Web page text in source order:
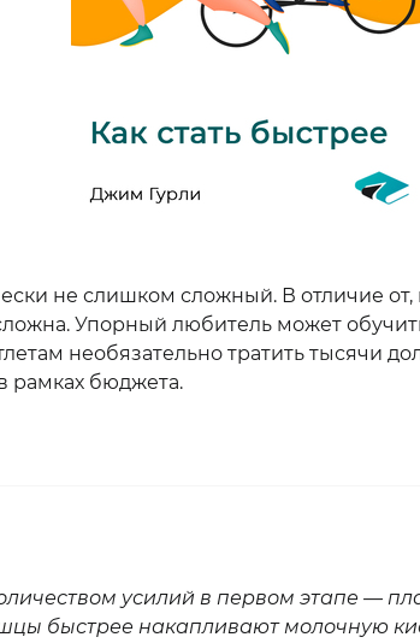
не слишком сложный. В отличие
Упорный любитель может
необязательно тратить тысячи
рамках бюджета.
усилий в первом этапе —
быстрее накапливают молочную